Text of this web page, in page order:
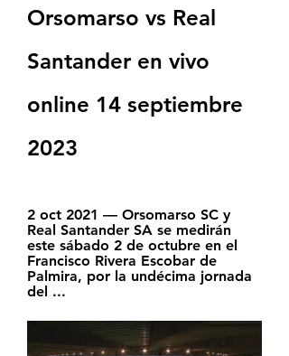
Orsomarso vs Real
Santander en vivo
online 14 septiembre
2023
2 oct 2021 — Orsomarso SC y
Real Santander SA se medirán
este sábado 2 de octubre en el
Francisco Rivera Escobar de
Palmira, por la undécima jornada
del ...